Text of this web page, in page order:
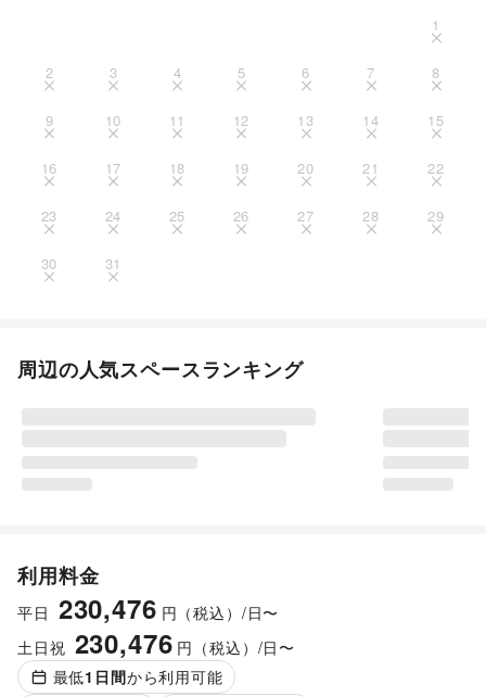
1
2 3 4 5 6 7 8
9 10 11 12 13 14 15
16 17 18 19 20 21 22
23 24 25 26 27 28 29
30 31
周辺の人気スペースランキング
利用料金
平日 230,476 円（税込）/日〜
土日祝 230,476 円（税込）/日〜
最低1 日間から利用可能